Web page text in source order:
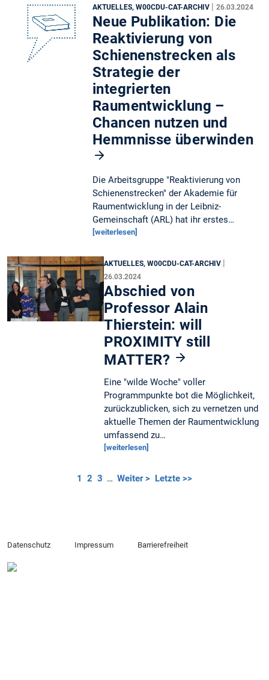
AKTUELLES, W00CDU-CAT-ARCHIV | 26.03.2024
Neue Publikation: Die
Reaktivierung von
Schienenstrecken als
Strategie der
integrierten
Raumentwicklung –
Chancen nutzen und
Hemmnisse überwinden
Die Arbeitsgruppe "Reaktivierung von
Schienenstrecken" der Akademie für
Raumentwicklung in der Leibniz-
Gemeinschaft (ARL) hat ihr erstes…
[weiterlesen]
AKTUELLES, W00CDU-CAT-ARCHIV |
26.03.2024
Abschied von
Professor Alain
Thierstein: will
PROXIMITY still
MATTER?
Eine "wilde Woche" voller
Programmpunkte bot die Möglichkeit,
zurückzublicken, sich zu vernetzen und
aktuelle Themen der Raumentwicklung
umfassend zu…
[weiterlesen]
1 2 3 … Weiter > Letzte >>
Datenschutz Impressum Barrierefreiheit